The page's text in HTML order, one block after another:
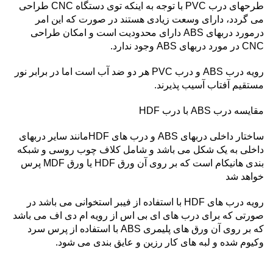
طرحهای درب PVC با توجه به اینکه توی دستگاه CNC طراحی
می گردد، دارای وسعت زیادی هستند در صورت که این امر
درمورد دربهای ABS دارای محدودیت است و امکان طراحی
CNC در مورد دربهای ABS وجود ندارد.
رویه درب ABS و درب PVC هر دو ضد آب است اما در برابر نور
مستقیم آفتاب آسیب پذیرند.
مقایسه درب ABS با درب HDF
ساختار داخلی دربهای ABS و درب های HDFمانند سایر دربهای
داخلی به یک شکل می باشد و شامل کلاف چوب روسی و شبکه
بندی هانیکام است که بر روی آن ورق HDF یا ورق MDF پرس
خواهد شد
رویه درب های HDF با استفاده از فیبر استخوانی می باشد در
صورتی که برای درب های ای بی اس از رویه ام دی اف می باشد
که بر روی آن ورق های پلیمری ABS با استفاده از پرس سرد
وکیوم شده و لبه های کار رزین و عایق بندی می شود.